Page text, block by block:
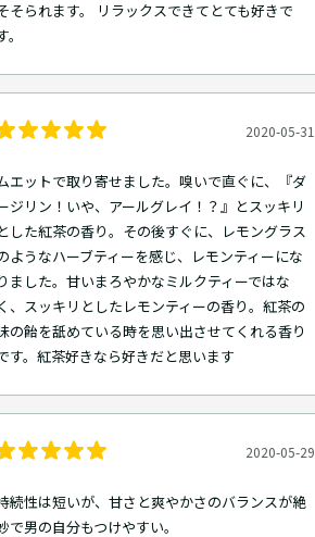
そられます。 リラックスできてとても好きで
。
2020-05-31
エットで取り寄せました。嗅いで直ぐに、『ダ
ジリン！いや、アールグレイ！？』とスッキリ
とした紅茶の香り。その後すぐに、レモングラス
ようなハーブティーを感じ、レモンティーにな
ました。甘いまろやかなミルクティーではな
、スッキリとしたレモンティーの香り。紅茶の
の飴を舐めている時を思い出させてくれる香り
す。紅茶好きなら好きだと思います
2020-05-29
続性は短いが、甘さと爽やかさのバランスが絶
で男の自分もつけやすい。